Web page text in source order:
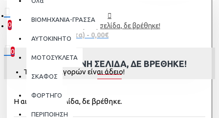
0
0 προϊόν(τα) - 0,00€
0
Το καλάθι αγορών είναι άδειο!
ΒΙΟΜΗΧΑΝΙΑ-ΓΡΑΣΣΑ
AYTOKINHTO
ΜΟΤΟΣΥΚΛΕΤΑ
ΣΚΑΦΟΣ
ΦΟΡΤΗΓΟ
ΠΕΡΙΠΟΙΗΣΗ
Η αιτούμενη σελίδα, δε βρέθηκε!
Η ΑΙΤΟΎΜΕΝΗ ΣΕΛΊΔΑ, ΔΕ ΒΡΈΘΗΚΕ!
Η αιτούμενη σελίδα, δε βρέθηκε.